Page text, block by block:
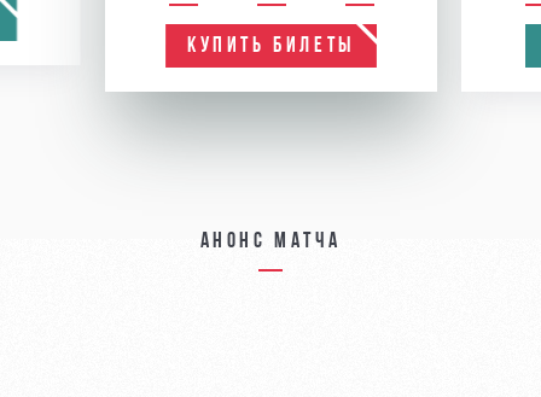
КУПИТЬ БИЛЕТЫ
Анонс матча